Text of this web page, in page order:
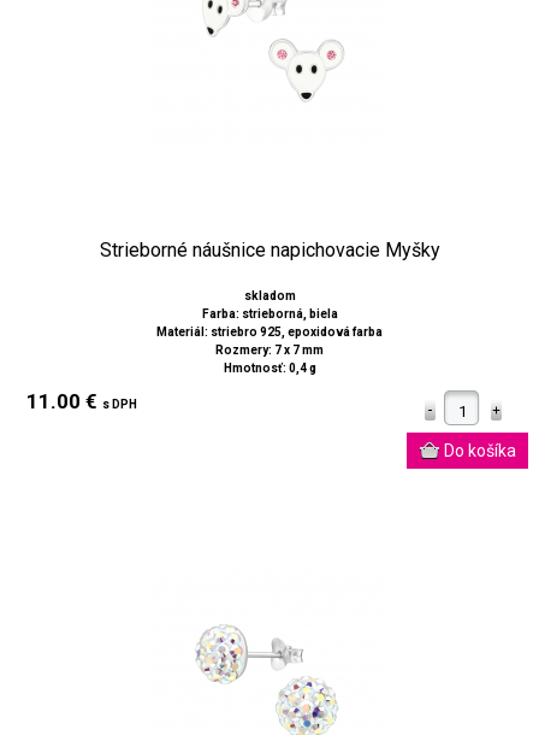
Strieborné náušnice napichovacie Myšky
skladom
Farba: strieborná, biela
Materiál: striebro 925, epoxidová farba
Rozmery: 7 x 7 mm
Hmotnosť: 0,4 g
11.00 € s DPH